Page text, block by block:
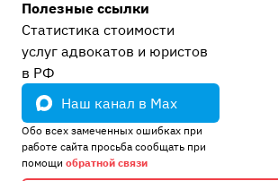
Полезные ссылки
Статистика стоимости
услуг адвокатов и юристов
в РФ
Наш канал в Max
Обо всех замеченных ошибках при
работе сайта просьба сообщать при
помощи обратной связи